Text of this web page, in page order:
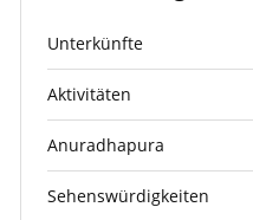
Unterkünfte
Aktivitäten
Anuradhapura
Sehenswürdigkeiten